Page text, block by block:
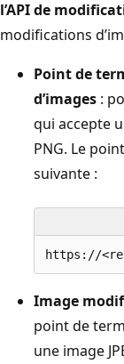
l’API de
modifications
Point de
d’images :
qui accepte
PNG. Le
suivante :
Image
point de
une image